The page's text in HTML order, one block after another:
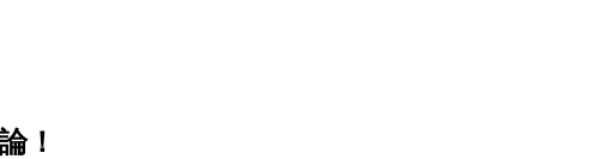
！